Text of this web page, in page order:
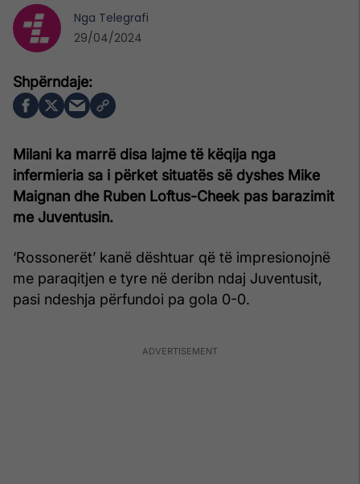
Milani ka marrë disa lajme të këqija nga
infermieria sa i përket situatës së dyshes Mike
Maignan dhe Ruben Loftus-Cheek pas barazimit
me Juventusin.
‘Rossonerët’ kanë dështuar që të impresionojnë
me paraqitjen e tyre në deribn ndaj Juventusit,
pasi ndeshja përfundoi pa gola 0-0.
Nga Telegrafi
29/04/2024